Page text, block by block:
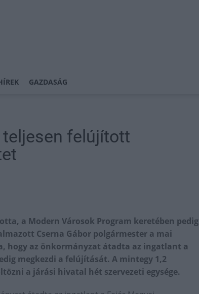
GAZDASÁG
felújított
a Modern Városok Program keretében pedig
Cserna Gábor polgármester a mai
hogy az önkormányzat átadta az ingatlant a
megkezdi a felújítását. A mintegy 1,2
a járási hivatal hét szervezeti egysége.